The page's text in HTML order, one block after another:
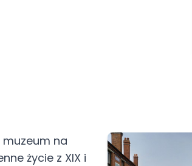
muzeum na
życie z XIX i